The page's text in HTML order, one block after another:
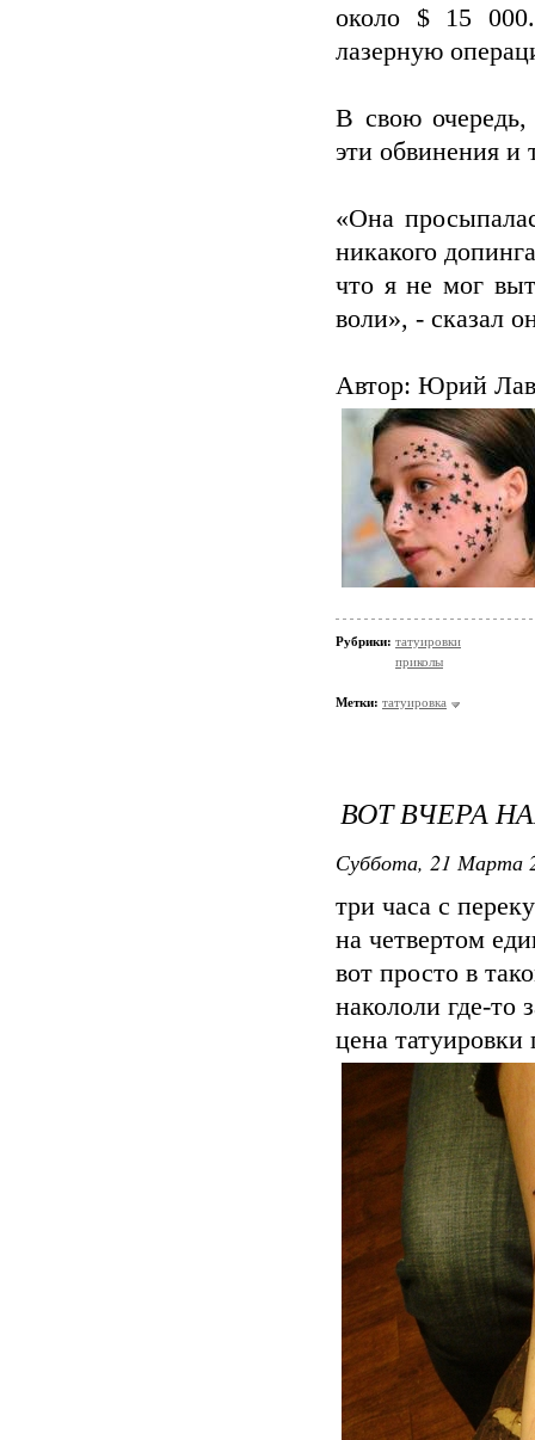
около $ 15
лазерную
В свою очередь,
эти обвинения и
«Она
никакого
что я не мог
воли», - сказал
Автор: Юрий
Рубрики: татуировки
приколы
Метки: татуировка
ВОТ ВЧЕРА
Суббота, 21 Марта
три часа с
на четвертом
вот просто в
накололи где-то
цена татуировки